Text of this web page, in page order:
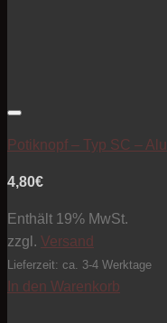
Potiknopf – Typ SC – Alu
4,80€
Enthält 19% MwSt.
zzgl. Versand
Lieferzeit: ca. 3-4 Werktage
In den Warenkorb